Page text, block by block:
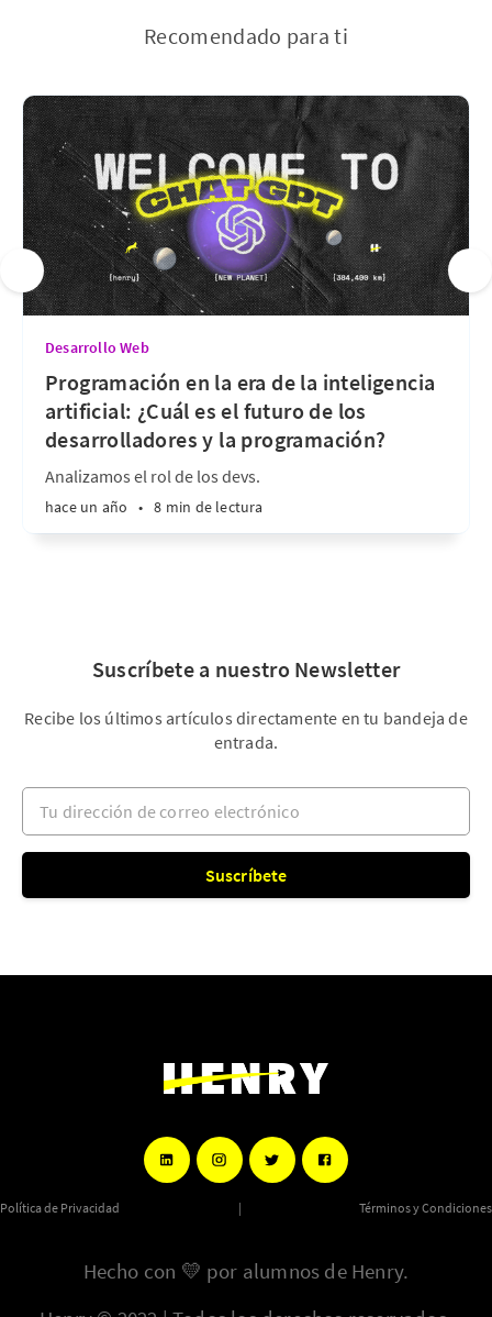
Recomendado para ti
Desarrollo Web
Programación en la era de la inteligencia
artificial: ¿Cuál es el futuro de los
desarrolladores y la programación?
Analizamos el rol de los devs.
hace un año • 8 min de lectura
Suscríbete a nuestro Newsletter
Recibe los últimos artículos directamente en tu bandeja de
entrada.
Tu dirección de correo electrónico
Suscríbete
Política de Privacidad | Términos y Condiciones
Hecho con 💛 por alumnos de Henry.